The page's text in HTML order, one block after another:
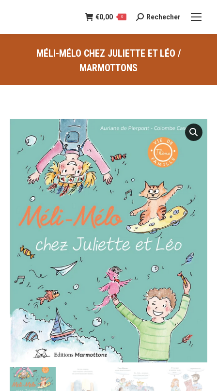
€0,00 0
Recherche
:
Rechecher
MÉLI-MÉLO CHEZ JULIETTE ET LÉO /
MARMOTTONS